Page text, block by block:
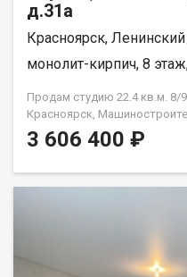
д.31а
Красноярск,
монолит-кирпич, 8
Продам студию 22.4 кв.м. 8/
Красноярск,
не от Застройщика
3 606 400 ₽